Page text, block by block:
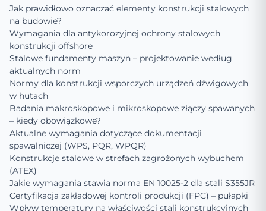
Jak prawidłowo oznaczać elementy konstrukcji stalowych
na budowie?
Wymagania dla antykorozyjnej ochrony stalowych
konstrukcji offshore
Stalowe fundamenty maszyn – projektowanie według
aktualnych norm
Normy dla konstrukcji wsporczych urządzeń dźwigowych
w hutach
Badania makroskopowe i mikroskopowe złączy spawanych
– kiedy obowiązkowe?
Aktualne wymagania dotyczące dokumentacji
spawalniczej (WPS, PQR, WPQR)
Konstrukcje stalowe w strefach zagrożonych wybuchem
(ATEX)
Jakie wymagania stawia norma EN 10025-2 dla stali S355JR
Certyfikacja zakładowej kontroli produkcji (FPC) – pułapki
Wpływ temperatury na właściwości stali konstrukcyjnych